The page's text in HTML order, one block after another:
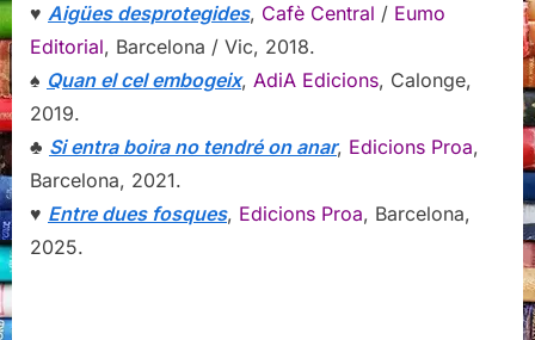
♥ Aigües desprotegides, Cafè Central / Eumo
Editorial, Barcelona / Vic, 2018.
♠ Quan el cel embogeix, AdiA Edicions, Calonge,
2019.
♣ Si entra boira no tendré on anar, Edicions Proa,
Barcelona, 2021.
♥ Entre dues fosques, Edicions Proa, Barcelona,
2025.